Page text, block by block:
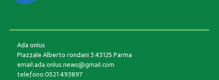
Ada onlus
Piazzale Alberto rondani 3 43125 Parma
email:ada.onlus.news@gmail.com
telefono:0521 493897